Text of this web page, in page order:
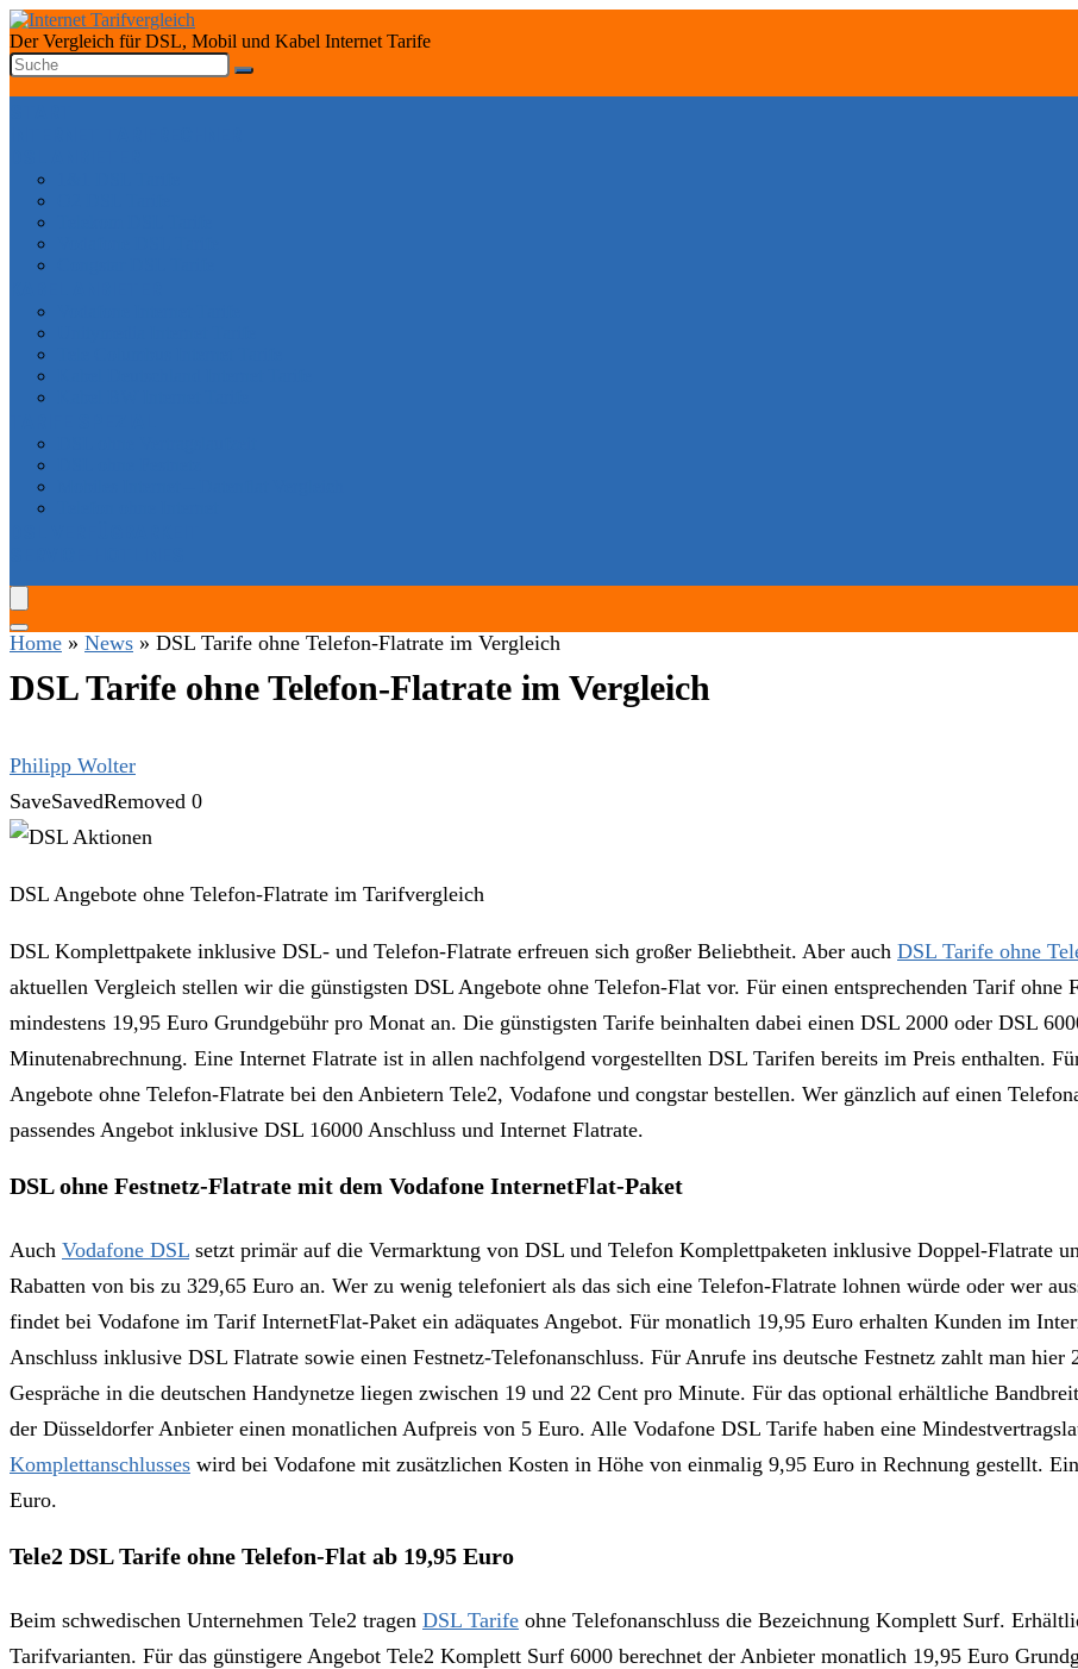
Der Vergleich für DSL, Mobil und Kabel Internet Tarife
Home » News » DSL Tarife ohne Telefon-Flatrate im Vergleich
DSL Tarife ohne Telefon-Flatrate im Vergleich
Philipp Wolter
SaveSavedRemoved 0
DSL Angebote ohne Telefon-Flatrate im Tarifvergleich
DSL Komplettpakete inklusive DSL- und Telefon-Flatrate erfreuen sich großer Beliebtheit. Aber auch DSL Tarife ohne
aktuellen Vergleich stellen wir die günstigsten DSL Angebote ohne Telefon-Flat vor. Für einen entsprechenden Tarif ohne
mindestens 19,95 Euro Grundgebühr pro Monat an. Die günstigsten Tarife beinhalten dabei einen DSL 2000 oder DSL
Minutenabrechnung. Eine Internet Flatrate ist in allen nachfolgend vorgestellten DSL Tarifen bereits im Preis enthalten.
Angebote ohne Telefon-Flatrate bei den Anbietern Tele2, Vodafone und congstar bestellen. Wer gänzlich auf einen
passendes Angebot inklusive DSL 16000 Anschluss und Internet Flatrate.
DSL ohne Festnetz-Flatrate mit dem Vodafone InternetFlat-Paket
Auch Vodafone DSL setzt primär auf die Vermarktung von DSL und Telefon Komplettpaketen inklusive Doppel-Flatrate
Rabatten von bis zu 329,65 Euro an. Wer zu wenig telefoniert als das sich eine Telefon-Flatrate lohnen würde oder wer
findet bei Vodafone im Tarif InternetFlat-Paket ein adäquates Angebot. Für monatlich 19,95 Euro erhalten Kunden im
Anschluss inklusive DSL Flatrate sowie einen Festnetz-Telefonanschluss. Für Anrufe ins deutsche Festnetz zahlt man
Gespräche in die deutschen Handynetze liegen zwischen 19 und 22 Cent pro Minute. Für das optional erhältliche
der Düsseldorfer Anbieter einen monatlichen Aufpreis von 5 Euro. Alle Vodafone DSL Tarife haben eine
Komplettanschlusses wird bei Vodafone mit zusätzlichen Kosten in Höhe von einmalig 9,95 Euro in Rechnung gestellt.
Euro.
Tele2 DSL Tarife ohne Telefon-Flat ab 19,95 Euro
Beim schwedischen Unternehmen Tele2 tragen DSL Tarife ohne Telefonanschluss die Bezeichnung Komplett Surf.
Tarifvarianten. Für das günstigere Angebot Tele2 Komplett Surf 6000 berechnet der Anbieter monatlich 19,95 Euro